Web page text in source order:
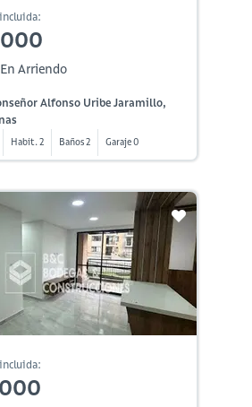
Arriendo
Alfonso Uribe Jaramillo,
Habit. 2 Baños 2 Garaje 0